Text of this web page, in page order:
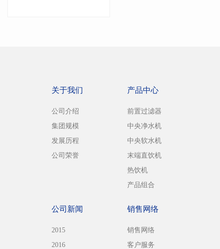
关于我们
公司介绍
集团规模
发展历程
公司荣誉
产品中心
前置过滤器
中央净水机
中央软水机
末端直饮机
热饮机
产品组合
公司新闻
2015
2016
销售网络
销售网络
客户服务